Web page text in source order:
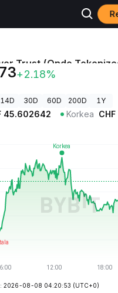
iShares Silver Trust (Ondo
Trust (Ondo
+2.18%
14D 30D 60D 200D 1Y
45.602642 Korkea CHF
2026-08-08 04:20:53 (UTC+0)